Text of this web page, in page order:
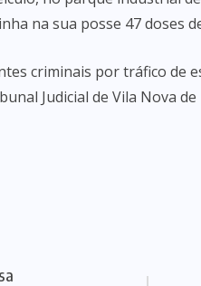
na sua posse 47 doses
criminais por tráfico de
Judicial de Vila Nova de